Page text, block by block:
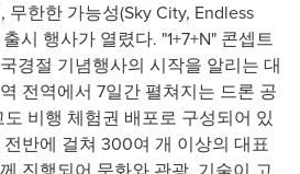
한한 가능성(Sky City, Endless
시 행사가 열렸다. "1+7+N" 콘셉트
경절 기념행사의 시작을 알리는 대
전역에서 7일간 펼쳐지는 드론 공
비행 체험권 배포로 구성되어 있
반에 걸쳐 300여 개 이상의 대표